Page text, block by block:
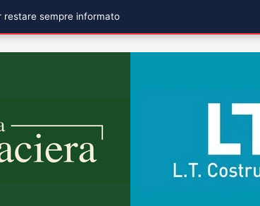
restare sempre informato